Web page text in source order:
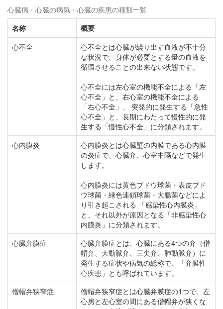
心臓病・心臓の病気・心臓の疾患の種類一覧
名称
概要
心不全
心不全とは心臓が繰り出す血液が不十分
な状況で、身体が必要とする量の血液を
循環させることの出来ない状態です。
心不全には左心室の機能不全による「左
心不全」と、右心室の機能不全による
「右心不全」、 突発的に発生する「急性
心不全」と、長期にわたって慢性的に発
生する「慢性心不全」に分類されます。
心内膜炎
心内膜炎とは心臓壁の内膜である心内膜
の炎症で、心臓弁、心室中隔などで発生
します。
心内膜炎には黄色ブドウ球菌・表皮ブド
ウ球菌・緑色連鎖球菌・大腸菌などによ
り引き起こされる 「感染性心内膜炎」
と、それ以外が原因となる「非感染性心
内膜炎」に分類されます。
心臓弁膜症
心臓弁膜症とは、心臓にある4つの弁（僧
帽弁、大動脈弁、三尖弁、肺動脈弁）に
発生する症状や病気の総称で、「弁膜性
心疾患」とも呼ばれています。
僧帽弁狭窄症
僧帽弁狭窄症とは心臓弁膜症の1つで、左
心房と左心室の間にある僧帽弁が狭くな